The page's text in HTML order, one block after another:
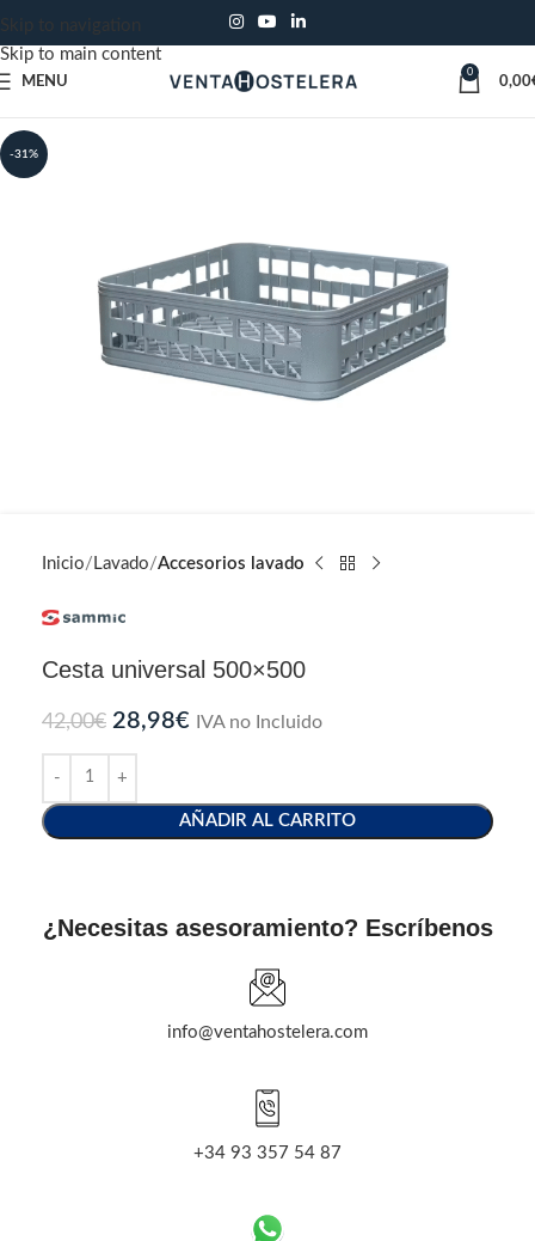
Skip to navigation
Skip to main content
MENU
0
0,00
-31%
Inicio Lavado Accesorios lavado
Cesta universal 500×500
42,00€ 28,98€ IVA no Incluido
AÑADIR AL CARRITO
¿Necesitas asesoramiento? Escríbenos
info@ventahostelera.com
+34 93 357 54 87